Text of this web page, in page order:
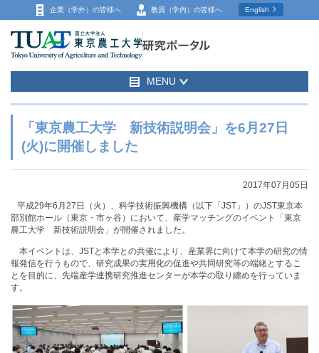
企業（学外）の皆様へ 教員（学内）の皆様へ English
MENU
「東京農工大学 新技術説明会」を6月27日
(火)に開催しました
2017年07月05日
平成29年6月27日（火）、科学技術振興機構（以下「JST」）のJST東京本
部別館ホール（東京・市ヶ谷）において、産学マッチングのイベント「東京
農工大学 新技術説明会」が開催されました。
本イベントは、JSTと本学との共催により、産業界に向けて本学の研究の情
報発信を行うもので、研究成果の実用化の促進や共同研究等の端緒とするこ
とを目的に、先端産学連携研究推進センターが本学の取り纏めを行っていま
す。